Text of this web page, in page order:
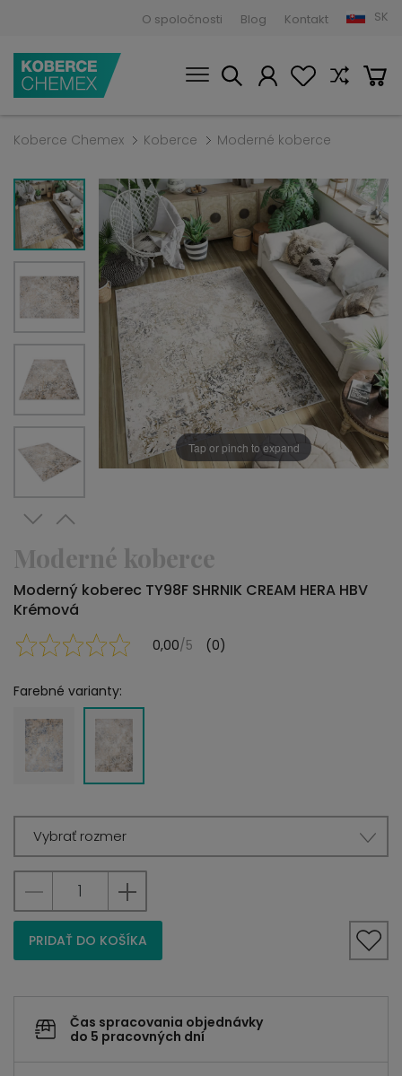
O spoločnosti Blog Kontakt SK
Koberce Chemex Koberce Moderné koberce
Tap or pinch to expand
Moderné koberce
Moderný koberec TY98F SHRNIK CREAM HERA HBV
Krémová
0,00/5 (0)
Farebné varianty:
Vybrať rozmer
PRIDAŤ DO KOŠÍKA
Čas spracovania objednávky
do 5 pracovných dní